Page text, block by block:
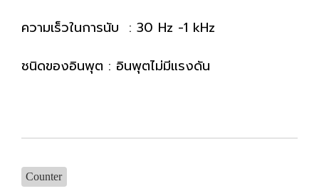
ความเร็วในการนับ : 30 Hz -1 kHz
ชนิดของอินพุต : อินพุตไม่มีแรงดัน
Counter